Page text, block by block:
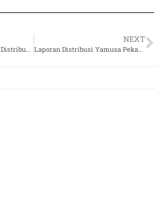
NEXT
Laporan Distribusi Yamusa Pekan Ke-empat September 2023